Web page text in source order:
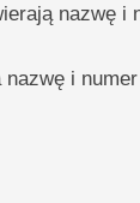
nazwę i
nazwę i